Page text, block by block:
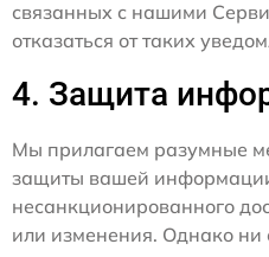
связанных с нашими
отказаться от таких
4. Защита
Мы прилагаем разумные
защиты вашей
несанкционированного
или изменения. Однако ни